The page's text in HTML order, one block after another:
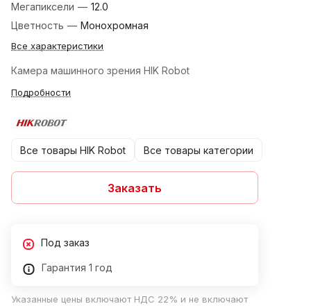
Мегапиксели — 12.0
Цветность — Монохромная
Все характеристики
Камера машинного зрения HIK Robot
Подробности
Все товары HIK Robot Все товары категории
Заказать
Под заказ
Гарантия 1 год
Указанные цены включают НДС 22% и не включают